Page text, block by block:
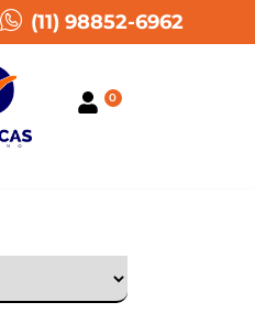
(11) 98852-6962
0